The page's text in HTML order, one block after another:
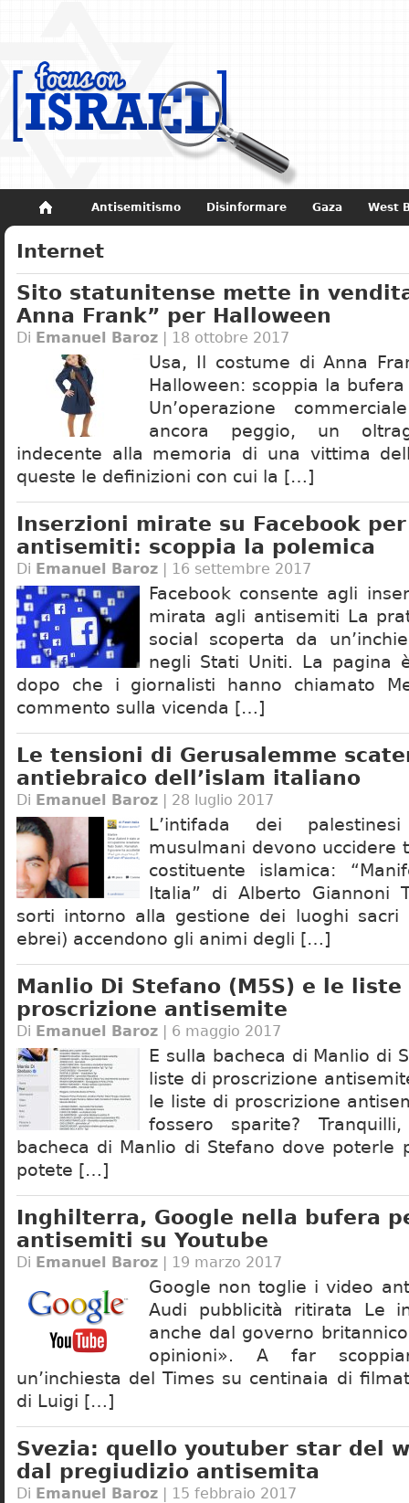
Antisemitismo Disinformare Gaza West
Non dimenticare
Internet
Sito statunitense mette in
Anna Frank” per Halloween
Di Emanuel Baroz | 18 ottobre 2017
Usa, Il costume di Anna
Halloween: scoppia la
Un’operazione
ancora peggio, un
indecente alla memoria di una vittima
queste le definizioni con cui la […]
Inserzioni mirate su Facebook
antisemiti: scoppia la polemica
Di Emanuel Baroz | 16 settembre 2017
Facebook consente agli
mirata agli antisemiti La
social scoperta da
negli Stati Uniti. La pagina
dopo che i giornalisti hanno chiamato
commento sulla vicenda […]
Le tensioni di Gerusalemme
antiebraico dell’islam italiano
Di Emanuel Baroz | 28 luglio 2017
L’intifada dei
musulmani devono uccidere
costituente islamica:
Italia” di Alberto Giannoni
sorti intorno alla gestione dei luoghi sacri
ebrei) accendono gli animi degli […]
Manlio Di Stefano (M5S) e le liste
proscrizione antisemite
Di Emanuel Baroz | 6 maggio 2017
E sulla bacheca di Manlio di
liste di proscrizione
le liste di proscrizione
fossero sparite?
bacheca di Manlio di Stefano dove poterle
potete […]
Inghilterra, Google nella bufera
antisemiti su Youtube
Di Emanuel Baroz | 19 marzo 2017
Google non toglie i video
Audi pubblicità ritirata Le
anche dal governo
opinioni». A far
un’inchiesta del Times su centinaia di
di Luigi […]
Svezia: quello youtuber star del
dal pregiudizio antisemita
Di Emanuel Baroz | 15 febbraio 2017